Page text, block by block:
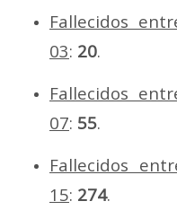
Fallecidos
03: 20.
Fallecidos
07: 55.
Fallecidos
15: 274.